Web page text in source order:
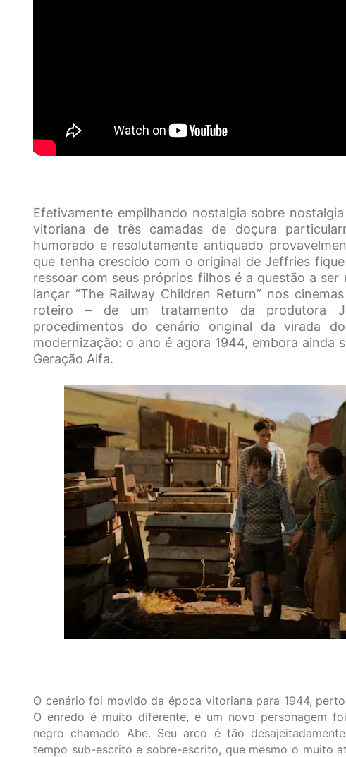
Efetivamente empilhando nostalgia sobre
vitoriana de três camadas de doçura
humorado e resolutamente antiquado
que tenha crescido com o original de Jeffries
ressoar com seus próprios filhos é a questão a
lançar “The Railway Children Return” nos
roteiro – de um tratamento da produtora
procedimentos do cenário original da virada
modernização: o ano é agora 1944, embora ainda
Geração Alfa.
O cenário foi movido da época vitoriana para 1944,
O enredo é muito diferente, e um novo personagem
negro chamado Abe. Seu arco é tão
tempo sub-escrito e sobre-escrito, que mesmo o muito